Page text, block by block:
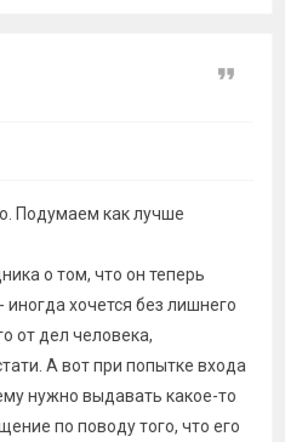
Цитата
Подумаем как лучше
о том, что он теперь
хочется без лишнего
от дел человека,
А вот при попытке входа
нужно выдавать какое-то
по поводу того, что его